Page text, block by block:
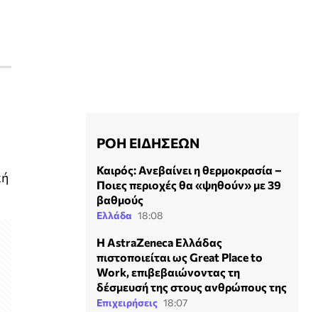
ΡΟΗ ΕΙΔΗΣΕΩΝ
Καιρός: Ανεβαίνει η θερμοκρασία –
Ποιες περιοχές θα «ψηθούν» με 39
βαθμούς
Ελλάδα 18:08
Η AstraZeneca Ελλάδας
πιστοποιείται ως Great Place to
Work, επιβεβαιώνοντας τη
δέσμευσή της στους ανθρώπους της
Επιχειρήσεις 18:07